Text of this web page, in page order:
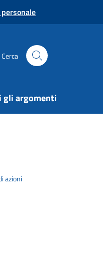
Cerca
gli argomenti
azioni